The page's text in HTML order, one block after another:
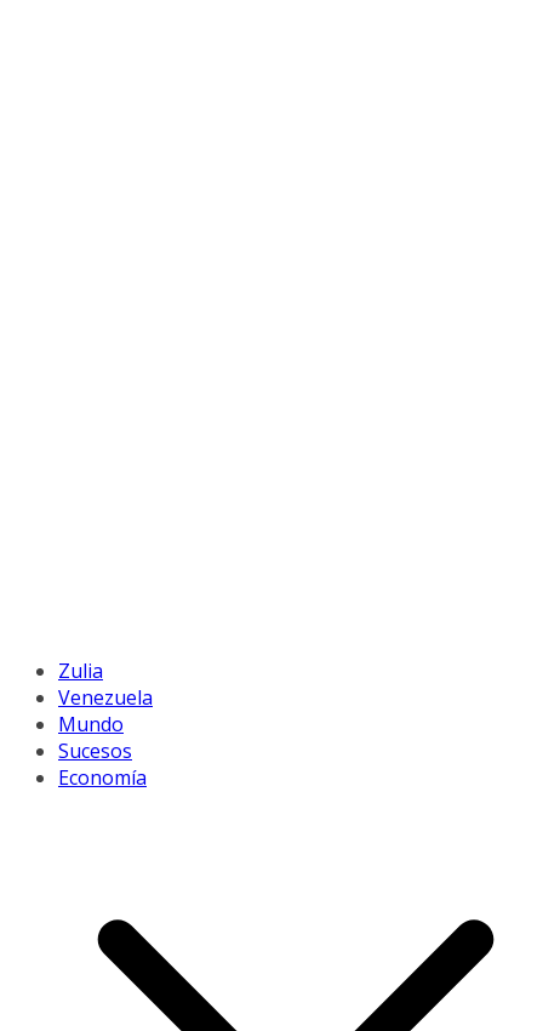
Zulia
Venezuela
Mundo
Sucesos
Economía